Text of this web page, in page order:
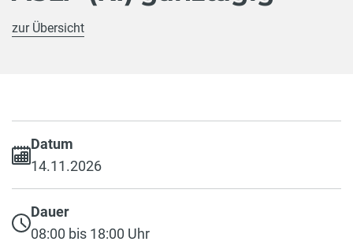
zur Übersicht
Datum
14.11.2026
Dauer
08:00 bis 18:00 Uhr